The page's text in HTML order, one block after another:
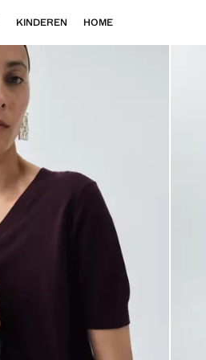
KINDEREN HOME